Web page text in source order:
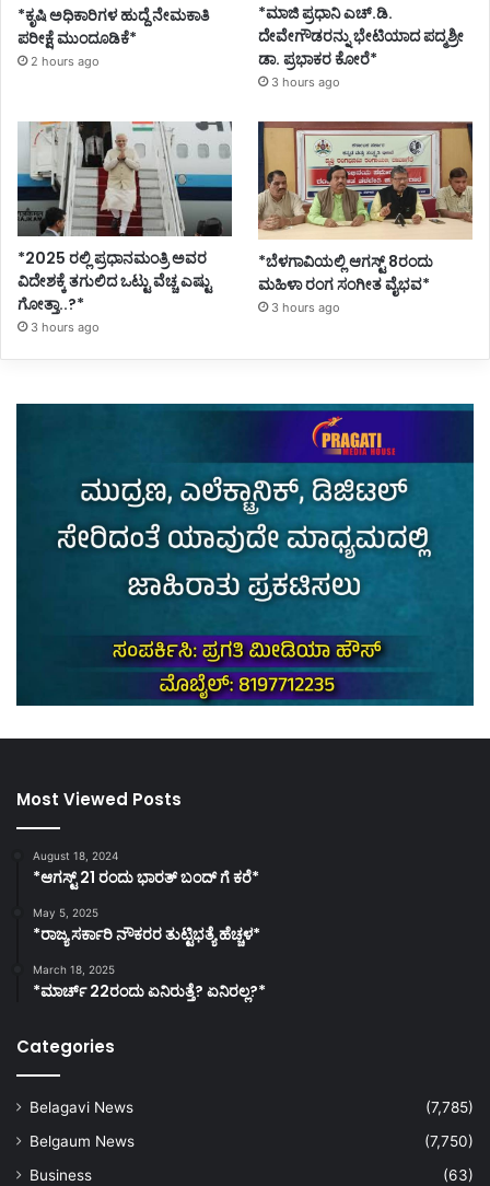
*ಕೃಷಿ ಅಧಿಕಾರಿಗಳ ಹುದ್ದೆ ನೇಮಕಾತಿ
ಪರೀಕ್ಷೆ ಮುಂದೂಡಿಕೆ*
2 hours ago
*ಮಾಜಿ ಪ್ರಧಾನಿ ಎಚ್.ಡಿ.
ದೇವೇಗೌಡರನ್ನು ಭೇಟಿಯಾದ ಪದ್ಮಶ್ರೀ
ಡಾ. ಪ್ರಭಾಕರ ಕೋರೆ*
3 hours ago
*2025 ರಲ್ಲಿ ಪ್ರಧಾನಮಂತ್ರಿ ಅವರ
ವಿದೇಶಕ್ಕೆ ತಗುಲಿದ ಒಟ್ಟು ವೆಚ್ಚ ಎಷ್ಟು
ಗೋತ್ತಾ..?*
3 hours ago
*ಬೆಳಗಾವಿಯಲ್ಲಿ ಆಗಸ್ಟ್ 8ರಂದು
ಮಹಿಳಾ ರಂಗ ಸಂಗೀತ ವೈಭವ*
3 hours ago
Most Viewed Posts
August 18, 2024
*ಆಗಸ್ಟ್ 21 ರಂದು ಭಾರತ್‌ ಬಂದ್‌ ಗೆ ಕರೆ*
May 5, 2025
*ರಾಜ್ಯ ಸರ್ಕಾರಿ ನೌಕರರ ತುಟ್ಟಿಭತ್ಯೆ ಹೆಚ್ಚಳ*
March 18, 2025
*ಮಾರ್ಚ್ 22ರಂದು ಏನಿರುತ್ತೆ? ಏನಿರಲ್ಲ?*
Categories
Belagavi News
(7,785)
Belgaum News
(7,750)
Business
(63)